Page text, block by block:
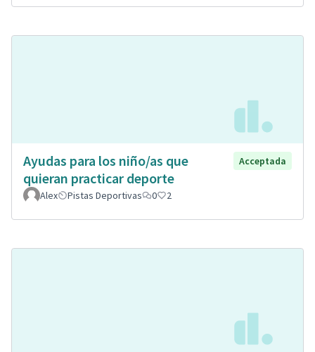
Ayudas para los niño/as que
quieran practicar deporte
Acceptada
Alex Pistas Deportivas 0 2